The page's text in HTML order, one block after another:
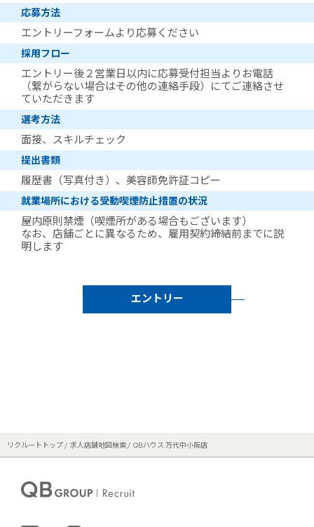
応募方法
エントリーフォームより応募ください
採用フロー
エントリー後２営業日以内に応募受付担当よりお電話
（繋がらない場合はその他の連絡手段）にてご連絡させ
ていただきます
選考方法
面接、スキルチェック
提出書類
履歴書（写真付き）、美容師免許証コピー
就業場所における受動喫煙防止措置の状況
屋内原則禁煙（喫煙所がある場合もございます）
なお、店舗ごとに異なるため、雇用契約締結前までに説
明します
エントリー
リクルートトップ 求人店舗地図検索 QBハウス 万代中小阪店